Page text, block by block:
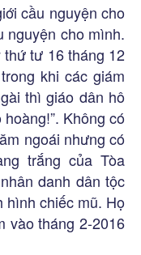
cầu nguyện cho
nguyện cho mình.
thứ tư 16 tháng 12
khi các giám
thì giáo dân hô
Không có
ngoái nhưng có
trắng của Tòa
danh dân tộc
hình chiếc mũ. Họ
vào tháng 2-2016